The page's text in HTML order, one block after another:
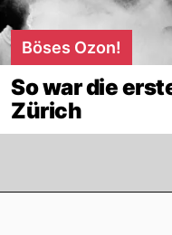
Böses Ozon!
So war die
Zürich